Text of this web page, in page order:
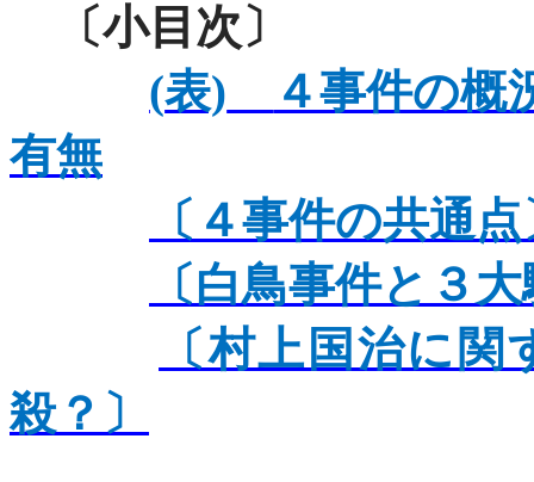
〔小目次〕
(表)
４事件の概
有無
〔４事件の共通
〔白鳥事件と３
〔村上国治に
殺？〕